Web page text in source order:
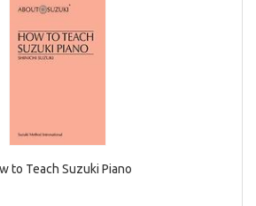
to Teach Suzuki Piano